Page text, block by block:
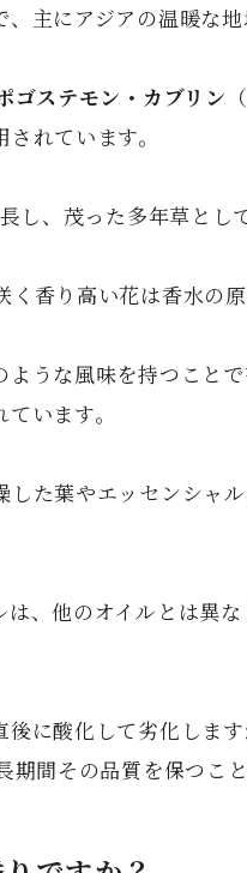
主にアジアの温暖な地
ゴステモン・カブリン （
れています。
し、茂った多年草とし
香り高い花は香水の原
うな風味を持つこと
います。
た葉やエッセンシャ
、他のオイルとは異
に酸化して劣化しま
間その品質を保つこと